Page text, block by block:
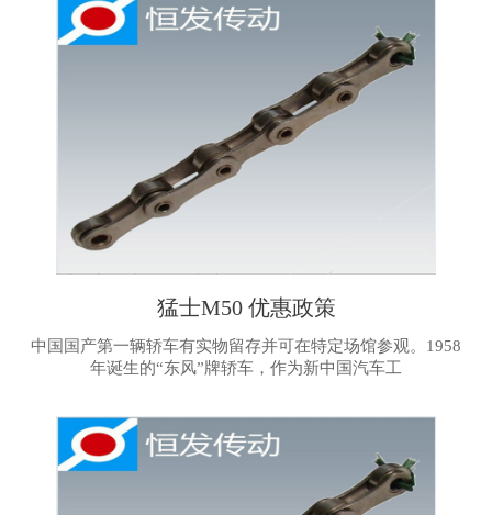
猛士M50 优惠政策
中国国产第一辆轿车有实物留存并可在特定场馆参观。1958
年诞生的“东风”牌轿车，作为新中国汽车工